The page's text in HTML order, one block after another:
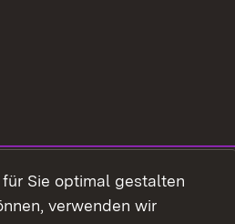
Sie optimal gestalten
verwenden wir